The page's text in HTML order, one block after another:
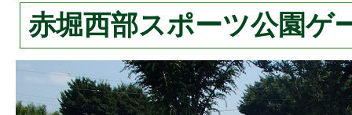
赤堀西部スポーツ公園ゲ